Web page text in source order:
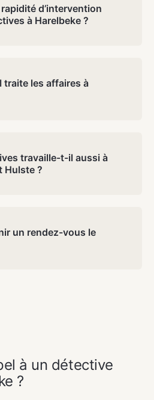
gratuite, nous discutons
et vous recevez un
d’intervention
à Harelbeke ?
traite les affaires à
division Courtrai.
sont spécifiquement
travaille-t-il aussi à
Hulste ?
un rendez-vous le
à un détective
?